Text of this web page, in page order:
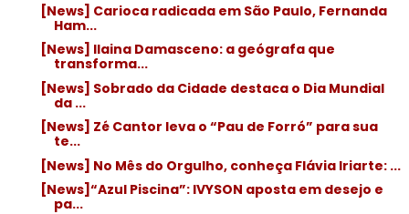
[News] Carioca radicada em São Paulo, Fernanda
Ham...
[News] Ilaina Damasceno: a geógrafa que
transforma...
[News] Sobrado da Cidade destaca o Dia Mundial
da ...
[News] Zé Cantor leva o “Pau de Forró” para sua
te...
[News] No Mês do Orgulho, conheça Flávia Iriarte: ...
[News]“Azul Piscina”: IVYSON aposta em desejo e
pa...